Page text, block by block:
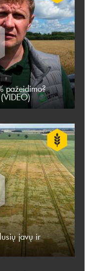
pažeidimo?
javų ir